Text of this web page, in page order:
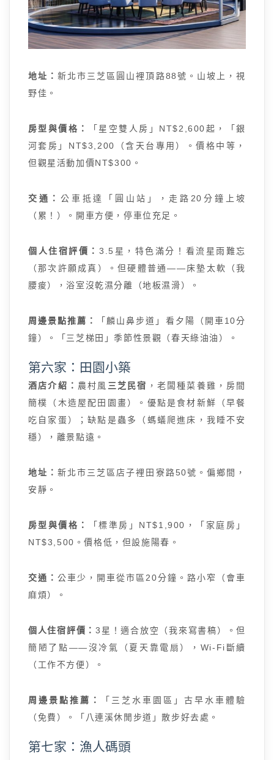
地址：新北市三芝區圓山裡頂路88號。山坡上，視
野佳。
房型與價格：
「星空雙人房」NT$2,600起，「銀
河套房」NT$3,200（含天台專用）。價格中等，
但觀星活動加價NT$300。
交通：公車抵達「圓山站」，走路20分鐘上坡
（累！）。開車方便，停車位充足。
個人住宿評價： 3.5星，特色滿分！看流星雨難忘
（那次許願成真）。但硬體普通——床墊太軟（我
腰痠），浴室沒乾濕分離（地板濕滑）。
周邊景點推薦：
「麟山鼻步道」看夕陽（開車10分
鐘）。「三芝梯田」季節性景觀（春天綠油油）。
第六家：田園小築
酒店介紹： 農村風 三芝民宿 ，老闆種菜養雞，房間
簡樸（木造屋配田園畫）。優點是食材新鮮（早餐
吃自家蛋）；缺點是蟲多（螞蟻爬進床，我睡不安
穩），離景點遠。
地址：新北市三芝區店子裡田寮路50號。偏鄉間，
安靜。
房型與價格：
「標準房」NT$1,900，「家庭房」
NT$3,500。價格低，但設施陽春。
交通：公車少，開車從市區20分鐘。路小窄（會車
麻煩）。
個人住宿評價：3星！適合放空（我來寫書稿）。但
簡陋了點——沒冷氣（夏天靠電扇），Wi-Fi斷續
（工作不方便）。
周邊景點推薦：
「三芝水車園區」古早水車體驗
（免費）。「八連溪休閒步道」散步好去處。
第七家：漁人碼頭